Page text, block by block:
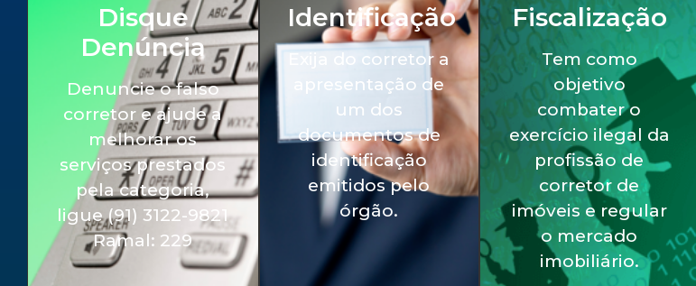
Disque
Denúncia
Denuncie o falso
corretor e ajude a
melhorar os
serviços prestados
pela categoria,
ligue (91) 3122-9821
Ramal: 229
Identificação
Exija do corretor a
apresentação de
um dos
documentos de
identificação
emitidos pelo
órgão.
Fiscalização
Tem como
objetivo
combater o
exercício ilegal da
profissão de
corretor de
imóveis e regular
o mercado
imobiliário.